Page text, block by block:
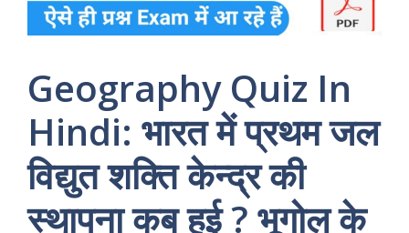
Geography Quiz In
Hindi: भारत में प्रथम जल
विद्युत शक्ति केन्द्र की
स्थापना कब हुई ? भूगोल के